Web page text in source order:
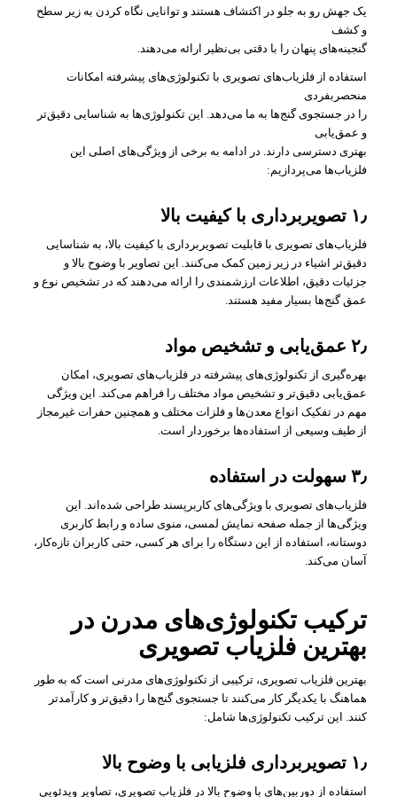
یک جهش رو به جلو در اکتشاف هستند و توانایی نگاه کردن به زیر سطح
و کشف
گنجینه‌های پنهان را با دقتی بی‌نظیر ارائه می‌دهند.
استفاده از فلزیاب‌های تصویری با تکنولوژی‌های پیشرفته امکانات
منحصربفردی
را در جستجوی گنج‌ها به ما می‌دهد. این تکنولوژی‌ها به شناسایی دقیق‌تر
و عمق‌یابی
بهتری دسترسی دارند. در ادامه به برخی از ویژگی‌های اصلی این
فلزیاب‌ها می‌پردازیم:
۱٫ تصویربرداری با کیفیت بالا
فلزیاب‌های تصویری با قابلیت تصویربرداری با کیفیت بالا، به شناسایی
دقیق‌تر اشیاء در زیر زمین کمک می‌کنند. این تصاویر با وضوح بالا و
جزئیات دقیق، اطلاعات ارزشمندی را ارائه می‌دهند که در تشخیص نوع و
عمق گنج‌ها بسیار مفید هستند.
۲٫ عمق‌یابی و تشخیص مواد
بهره‌گیری از تکنولوژی‌های پیشرفته در فلزیاب‌های تصویری، امکان
عمق‌یابی دقیق‌تر و تشخیص مواد مختلف را فراهم می‌کند. این ویژگی
مهم در تفکیک انواع معدن‌ها و فلزات مختلف و همچنین حفرات غیرمجاز
از طیف وسیعی از استفاده‌ها برخوردار است.
۳٫ سهولت در استفاده
فلزیاب‌های تصویری با ویژگی‌های کاربرپسند طراحی شده‌اند. این
ویژگی‌ها از جمله صفحه نمایش لمسی، منوی ساده و رابط کاربری
دوستانه، استفاده از این دستگاه را برای هر کسی، حتی کاربران تازه‌کار،
آسان می‌کند.
ترکیب تکنولوژی‌های مدرن در
بهترین فلزیاب تصویری
بهترین فلزیاب تصویری، ترکیبی از تکنولوژی‌های مدرنی است که به طور
هماهنگ با یکدیگر کار می‌کنند تا جستجوی گنج‌ها را دقیق‌تر و کارآمدتر
کنند. این ترکیب تکنولوژی‌ها شامل:
۱٫ تصویربرداری فلزیابی با وضوح بالا
استفاده از دوربین‌های با وضوح بالا در فلزیاب تصویری، تصاویر ویدئویی